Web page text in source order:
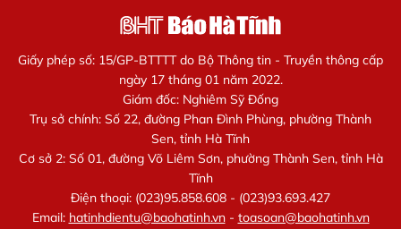
Giấy phép số: 15/GP-BTTTT do Bộ Thông tin - Truyền thông cấp
ngày 17 tháng 01 năm 2022.
Giám đốc: Nghiêm Sỹ Đống
Trụ sở chính: Số 22, đường Phan Đình Phùng, phường Thành
Sen, tỉnh Hà Tĩnh
Cơ sở 2: Số 01, đường Võ Liêm Sơn, phường Thành Sen, tỉnh Hà
Tĩnh
Điện thoại: (023)95.858.608 - (023)93.693.427
Email: hatinhdientu@baohatinh.vn- toasoan@baohatinh.vn